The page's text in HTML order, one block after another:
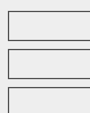
Sito
Privacy policy|